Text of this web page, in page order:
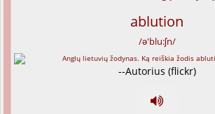
ablution
/ə'blu:ʃn/
--Autorius (flickr)